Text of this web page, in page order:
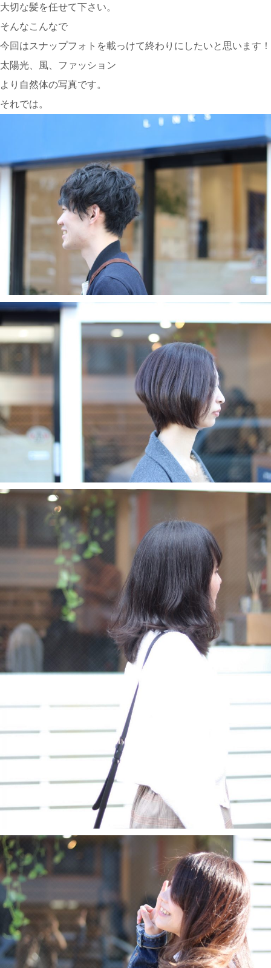
大切な髪を任せて下さい。
そんなこんなで
今回はスナップフォトを載っけて終わりにしたいと思います！
太陽光、風、ファッション
より自然体の写真です。
それでは。